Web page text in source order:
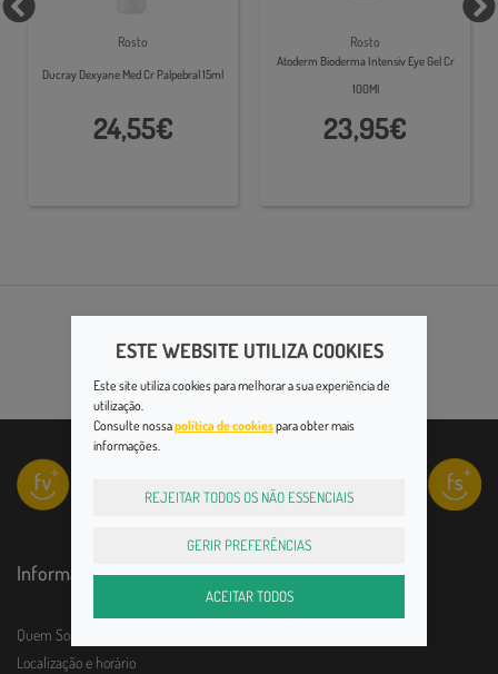
Rosto
Ducray Dexyane Med Cr Palpebral 15ml
24,55€
Rosto
Atoderm Bioderma Intensiv Eye Gel Cr
100Ml
23,95€
Informações
Quem Somos
Localização e horário
ESTE WEBSITE UTILIZA COOKIES
Este site utiliza cookies para melhorar a sua experiência de
utilização.
Consulte nossapolítica de cookiespara obter mais
informações.
REJEITAR TODOS OS NÃO ESSENCIAIS
GERIR PREFERÊNCIAS
ACEITAR TODOS